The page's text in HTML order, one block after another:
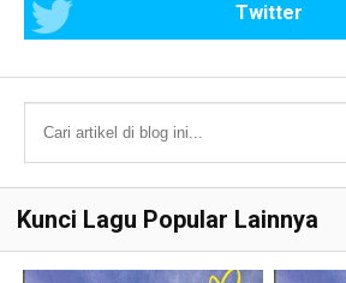
Twitter
Kunci Lagu Popular Lainnya